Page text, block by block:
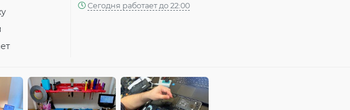
Сегодня работает до 22:00